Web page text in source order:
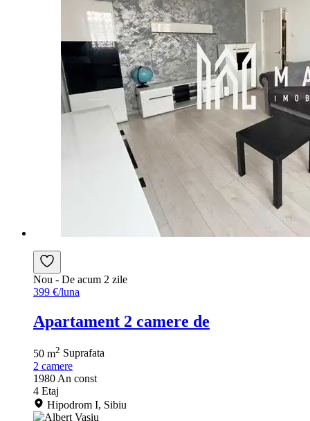
Nou - De acum 2 zile
399 €/luna
Apartament 2 camere de
50 m2 Suprafata
2 camere
1980 An const
4 Etaj
Hipodrom I, Sibiu